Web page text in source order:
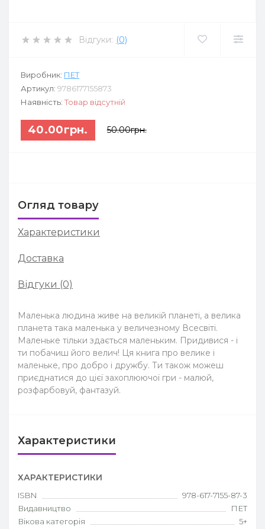
Відгуки: (0)
Виробник: ПЕТ
Артикул: 9786177155873
Наявність: Товар відсутній
40.00грн. 50.00грн.
Огляд товару
Характеристики
Доставка
Відгуки (0)
Маленька людина живе на великій планеті, а велика
планета така маленька у величезному Всесвіті.
Маленьке тільки здається маленьким. Придивися - і
ти побачиш його велич! Ця книга про велике і
маленьке, про добро і дружбу. Ти також можеш
приєднатися до цієї захоплюючої гри - малюй,
розфарбовуй, фантазуй.
Характеристики
ХАРАКТЕРИСТИКИ
ISBN
978-617-7155-87-3
Видавництво
ПЕТ
Вікова категорія
5+